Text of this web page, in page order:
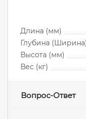
Длина (мм)
Глубина
Высота (мм)
Вес (кг)
Вопрос-Ответ